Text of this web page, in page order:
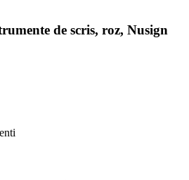
de scris, roz, Nusign